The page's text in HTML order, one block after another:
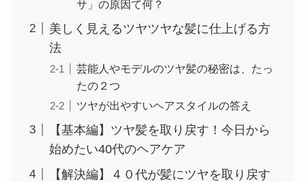
サ」の原因て何？
美しく見えるツヤツヤな髪に仕上げる方
法
芸能人やモデルのツヤ髪の秘密は、たっ
たの２つ
ツヤが出やすいヘアスタイルの答え
【基本編】ツヤ髪を取り戻す！今日から
始めたい40代のヘアケア
【解決編】４０代が髪にツヤを取り戻す